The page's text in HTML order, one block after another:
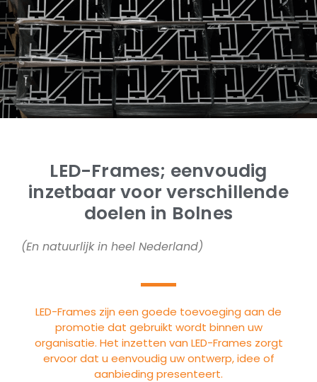
LED-Frames; eenvoudig
inzetbaar voor verschillende
doelen in Bolnes
(En natuurlijk in heel Nederland)
LED-Frames zijn een goede toevoeging aan de
promotie dat gebruikt wordt binnen uw
organisatie. Het inzetten van LED-Frames zorgt
ervoor dat u eenvoudig uw ontwerp, idee of
aanbieding presenteert.